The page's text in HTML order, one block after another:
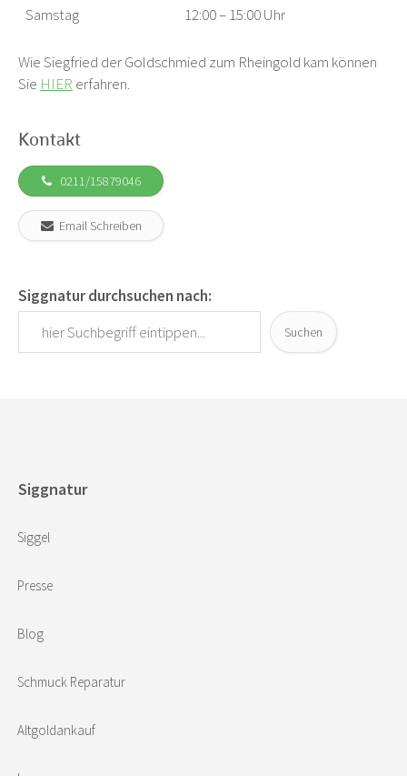
Samstag
12:00 – 15:00 Uhr
Wie Siegfried der Goldschmied zum Rheingold kam können
Sie HIER erfahren.
Kontakt
0211/15879046
Email Schreiben
Siggnatur durchsuchen nach:
Suchen
Siggnatur
Siggel
Presse
Blog
Schmuck Reparatur
Altgoldankauf